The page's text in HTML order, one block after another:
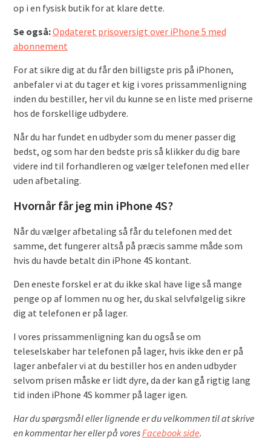
op i en fysisk butik for at klare dette.
Se også:Opdateret prisoversigt over iPhone 5 med
abonnement
For at sikre dig at du får den billigste pris på iPhonen,
anbefaler vi at du tager et kig i vores prissammenligning
inden du bestiller, her vil du kunne se en liste med priserne
hos de forskellige udbydere.
Når du har fundet en udbyder som du mener passer dig
bedst, og som har den bedste pris så klikker du dig bare
videre ind til forhandleren og vælger telefonen med eller
uden afbetaling.
Hvornår får jeg min iPhone 4S?
Når du vælger afbetaling så får du telefonen med det
samme, det fungerer altså på præcis samme måde som
hvis du havde betalt din iPhone 4S kontant.
Den eneste forskel er at du ikke skal have lige så mange
penge op af lommen nu og her, du skal selvfølgelig sikre
dig at telefonen er på lager.
I vores prissammenligning kan du også se om
teleselskaber har telefonen på lager, hvis ikke den er på
lager anbefaler vi at du bestiller hos en anden udbyder
selvom prisen måske er lidt dyre, da der kan gå rigtig lang
tid inden iPhone 4S kommer på lager igen.
Har du spørgsmål eller lignende er du velkommen til at skrive
en kommentar her eller på voresFacebook side.